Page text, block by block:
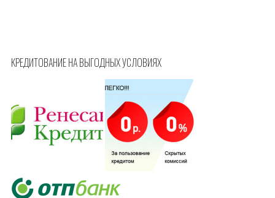
КРЕДИТОВАНИЕ НА ВЫГОДНЫХ УСЛОВИЯХ